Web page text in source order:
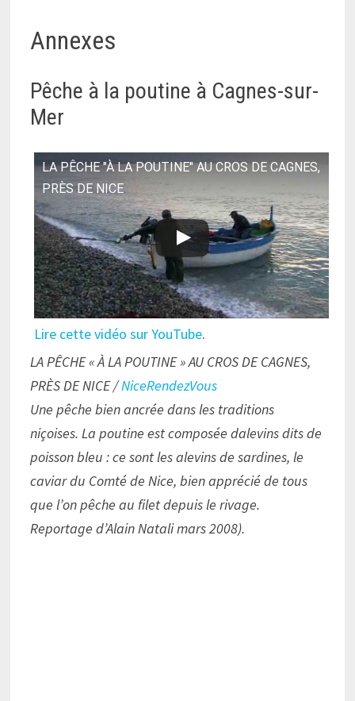
Annexes
Pêche à la poutine à Cagnes-sur-
Mer
LA PÊCHE "À LA POUTINE" AU CROS DE CAGNES,
PRÈS DE NICE
Lire cette vidéo sur YouTube.
LA PÊCHE « À LA POUTINE » AU CROS DE CAGNES,
PRÈS DE NICE /NiceRendezVous
Une pêche bien ancrée dans les traditions
niçoises. La poutine est composée dalevins dits de
poisson bleu : ce sont les alevins de sardines, le
caviar du Comté de Nice, bien apprécié de tous
que l’on pêche au filet depuis le rivage.
Reportage d’Alain Natali mars 2008).